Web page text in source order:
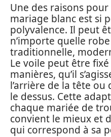
Une des raisons
mariage blanc est si
polyvalence. Il peut
n’importe quelle
traditionnelle,
Le voile peut être
manières, qu’il
l’arrière de la tête ou
le dessus. Cette
chaque mariée de
convient le mieux et
qui correspond à sa